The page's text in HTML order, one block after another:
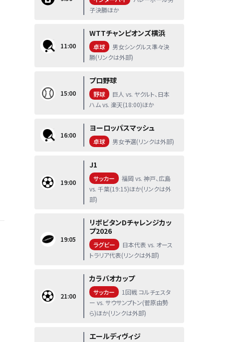
子決勝ほか
11:00
WTTチャンピオンズ横浜
卓球
男女シングルス準々決
勝(リンクは外部)
15:00
プロ野球
野球
巨人 vs. ヤクルト、日本
ハム vs. 楽天(18:00)ほか
16:00
ヨーロッパスマッシュ
卓球 男女予選(リンクは外部)
19:00
J1
サッカー
福岡 vs. 神戸、広島
vs. 千葉(19:15)ほか(リンクは外
部)
19:05
リポビタンDチャレンジカッ
プ2026
ラグビー
日本代表 vs. オース
トラリア代表(リンクは外部)
21:00
カラバオカップ
サッカー
1回戦 コルチェスタ
ー vs. サウサンプトン(菅原由勢
ら)ほか(リンクは外部)
エールディヴィジ